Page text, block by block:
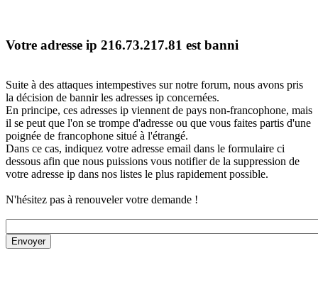
Votre adresse ip 216.73.217.81 est banni
Suite à des attaques intempestives sur notre forum, nous avons pris
la décision de bannir les adresses ip concernées.
En principe, ces adresses ip viennent de pays non-francophone, mais
il se peut que l'on se trompe d'adresse ou que vous faites partis d'une
poignée de francophone situé à l'étrangé.
Dans ce cas, indiquez votre adresse email dans le formulaire ci
dessous afin que nous puissions vous notifier de la suppression de
votre adresse ip dans nos listes le plus rapidement possible.
N'hésitez pas à renouveler votre demande !